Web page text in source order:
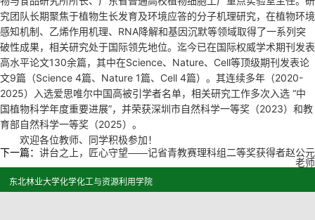
究团队长期聚焦于植物生长发育及环境应答的分子机理研究，在植物环境
感知机制、乙烯作用机理、RNA降解和基因沉默等领域取得了一系列突
破性成果，相关研究处于国际领先地位。迄今已在国际权威学术期刊发表
高水平论文130余篇，其中在Science、Nature、Cell等顶级期刊发表论
文9篇（Science 4篇、Nature 1篇、Cell 4篇）。其连续多年（2020-
2025）入选爱思唯尔中国高被引学者名单，相关研究工作多次入选 “中
国植物科学年度重要进展”，并荣获深圳市自然科学一等奖（2023）和教
育部自然科学一等奖（2025）。
欢迎各位教师、同学积极参加！
下一篇： 讲台之上，匠心守望——记省青教赛理科组二等奖获得者赵公元
老师
东北林业大学化学化工与资源利用学院